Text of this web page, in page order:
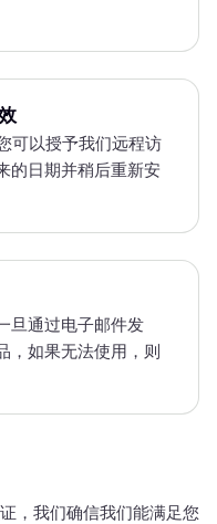
可以授予我们远程访
的日期并稍后重新安
旦通过电子邮件发
，如果无法使用，则
，我们确信我们能满足您